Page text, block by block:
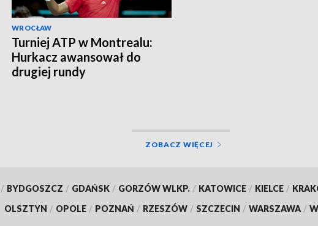
WROCŁAW
Turniej ATP w Montrealu:
Hurkacz awansował do
drugiej rundy
ZOBACZ WIĘCEJ
/ BYDGOSZCZ / GDAŃSK / GORZÓW WLKP. / KATOWICE / KIELCE /
OLSZTYN / OPOLE / POZNAŃ / RZESZÓW / SZCZECIN / WARSZAWA /